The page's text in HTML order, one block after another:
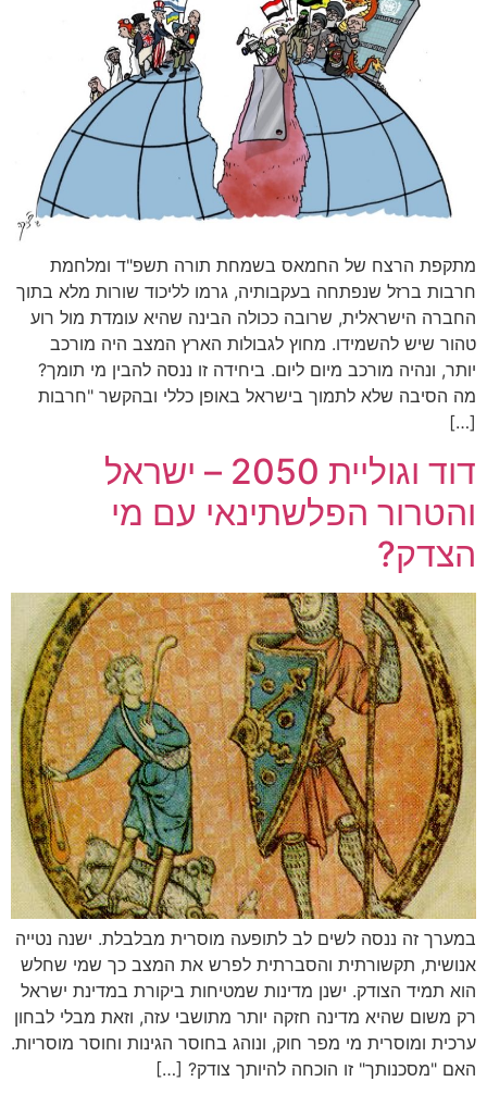
מתקפת הרצח של החמאס בשמחת תורה תשפ"ד ומלחמת
חרבות ברזל שנפתחה בעקבותיה, גרמו לליכוד שורות מלא בתוך
החברה הישראלית, שרובה ככולה הבינה שהיא עומדת מול רוע
טהור שיש להשמידו. מחוץ לגבולות הארץ המצב היה מורכב
יותר, ונהיה מורכב מיום ליום. ביחידה זו ננסה להבין מי תומך?
מה הסיבה שלא לתמוך בישראל באופן כללי ובהקשר "חרבות
[…]
דוד וגוליית 2050 – ישראל
והטרור הפלשתינאי עם מי
הצדק?
במערך זה ננסה לשים לב לתופעה מוסרית מבלבלת. ישנה נטייה
אנושית, תקשורתית והסברתית לפרש את המצב כך שמי שחלש
הוא תמיד הצודק. ישנן מדינות שמטיחות ביקורת במדינת ישראל
רק משום שהיא מדינה חזקה יותר מתושבי עזה, וזאת מבלי לבחון
ערכית ומוסרית מי מפר חוק, ונוהג בחוסר הגינות וחוסר מוסריות.
האם "מסכנותך" זו הוכחה להיותך צודק? […]